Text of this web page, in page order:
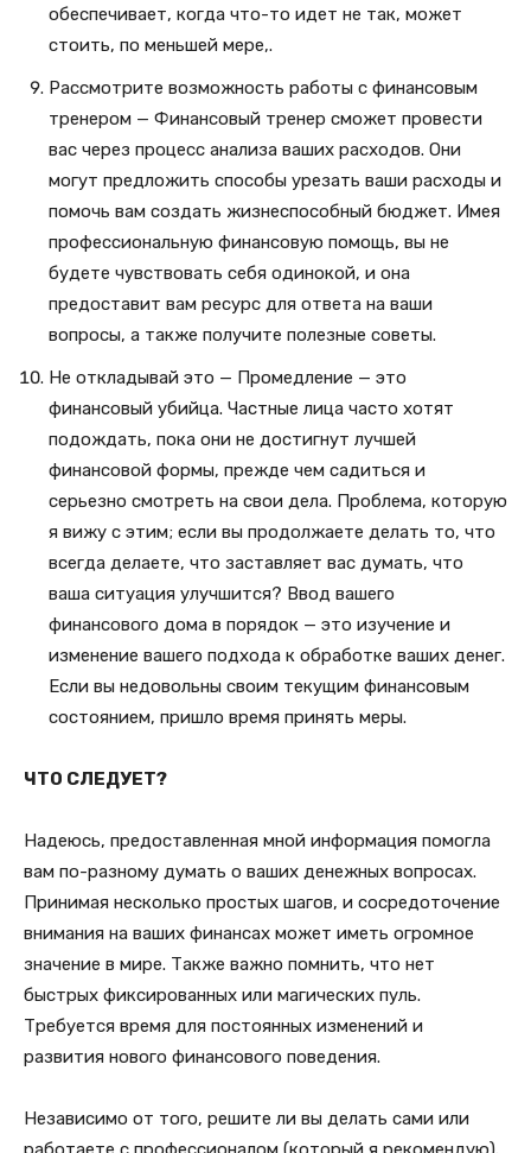
обеспечивает, когда что-то идет не так, может
стоить, по меньшей мере,.
Рассмотрите возможность работы с финансовым
тренером — Финансовый тренер сможет провести
вас через процесс анализа ваших расходов. Они
могут предложить способы урезать ваши расходы и
помочь вам создать жизнеспособный бюджет. Имея
профессиональную финансовую помощь, вы не
будете чувствовать себя одинокой, и она
предоставит вам ресурс для ответа на ваши
вопросы, а также получите полезные советы.
Не откладывай это — Промедление — это
финансовый убийца. Частные лица часто хотят
подождать, пока они не достигнут лучшей
финансовой формы, прежде чем садиться и
серьезно смотреть на свои дела. Проблема, которую
я вижу с этим; если вы продолжаете делать то, что
всегда делаете, что заставляет вас думать, что
ваша ситуация улучшится? Ввод вашего
финансового дома в порядок — это изучение и
изменение вашего подхода к обработке ваших денег.
Если вы недовольны своим текущим финансовым
состоянием, пришло время принять меры.
ЧТО СЛЕДУЕТ?
Надеюсь, предоставленная мной информация помогла
вам по-разному думать о ваших денежных вопросах.
Принимая несколько простых шагов, и сосредоточение
внимания на ваших финансах может иметь огромное
значение в мире. Также важно помнить, что нет
быстрых фиксированных или магических пуль.
Требуется время для постоянных изменений и
развития нового финансового поведения.
Независимо от того, решите ли вы делать сами или